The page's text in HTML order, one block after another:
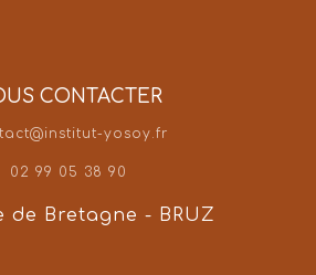
CONTACTER
yosoy.fr
02 99 05 38 90
de Bretagne - BRUZ